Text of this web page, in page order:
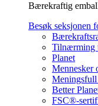
Bærekraftig
Besøk seksjonen
Tilnærming
Planet
Mennesker
Better
FSC®-